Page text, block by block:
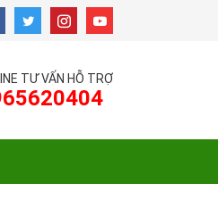
TƯ VẤN HỖ TRỢ